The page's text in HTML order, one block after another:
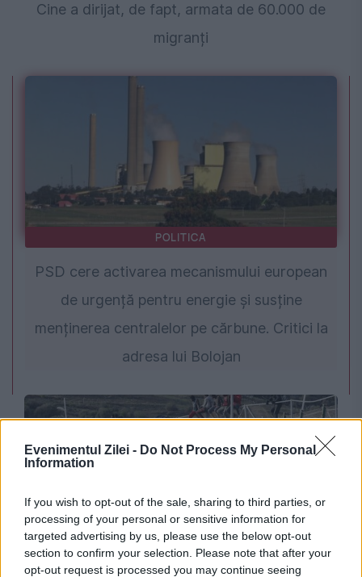
Evenimentul Zilei - Do Not Process My Personal
Information
If you wish to opt-out of the sale, sharing to third parties, or
processing of your personal or sensitive information for
targeted advertising by us, please use the below opt-out
section to confirm your selection. Please note that after your
opt-out request is processed you may continue seeing
Cine a dirijat, de fapt, armata de 60.000 de
migranți
POLITICA
PSD cere activarea mecanismului european
de urgență pentru energie și susține
menținerea centralelor pe cărbune. Critici la
adresa lui Bolojan
INTERNATIONAL